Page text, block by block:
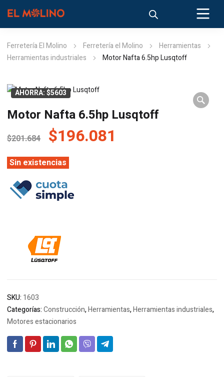
Ferretería El Molino Ferretería el Molino
Herramientas
Herramientas industriales
Motor Nafta 6.5hp Lusqtoff
AHORRA: $5603
Motor Nafta 6.5hp Lusqtoff
$201.684 El
precio
original
era:
$201.684.
$196.081
Sin existencias
SKU: 1603
Categorías:Construcción,Herramientas,Herramientas industriales,
Motores estacionarios